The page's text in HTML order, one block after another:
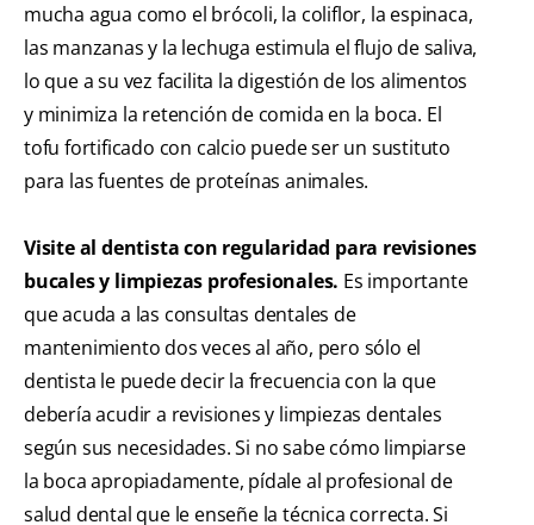
mucha agua como el brócoli, la coliflor, la espinaca,
las manzanas y la lechuga estimula el flujo de saliva,
lo que a su vez facilita la digestión de los alimentos
y minimiza la retención de comida en la boca. El
tofu fortificado con calcio puede ser un sustituto
para las fuentes de proteínas animales.
Visite al dentista con regularidad para revisiones
bucales y limpiezas profesionales. Es importante
que acuda a las consultas dentales de
mantenimiento dos veces al año, pero sólo el
dentista le puede decir la frecuencia con la que
debería acudir a revisiones y limpiezas dentales
según sus necesidades. Si no sabe cómo limpiarse
la boca apropiadamente, pídale al profesional de
salud dental que le enseñe la técnica correcta. Si